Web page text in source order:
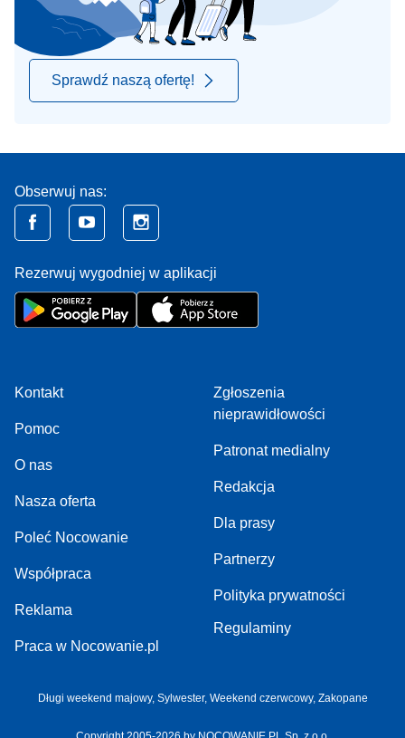
Sprawdź naszą ofertę!
Obserwuj nas:
Rezerwuj wygodniej w aplikacji
Kontakt
Pomoc
O nas
Nasza oferta
Poleć Nocowanie
Współpraca
Reklama
Praca w Nocowanie.pl
Zgłoszenia
nieprawidłowości
Patronat medialny
Redakcja
Dla prasy
Partnerzy
Polityka prywatności
Regulaminy
Długi weekend majowy, Sylwester, Weekend czerwcowy, Zakopane